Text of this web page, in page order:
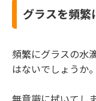
グラスを頻繁
頻繁にグラスの水
はないでしょうか。